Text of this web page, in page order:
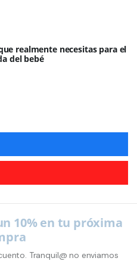
realmente necesitas para el
del bebé
10% en tu próxima
Tranquil@ no enviamos